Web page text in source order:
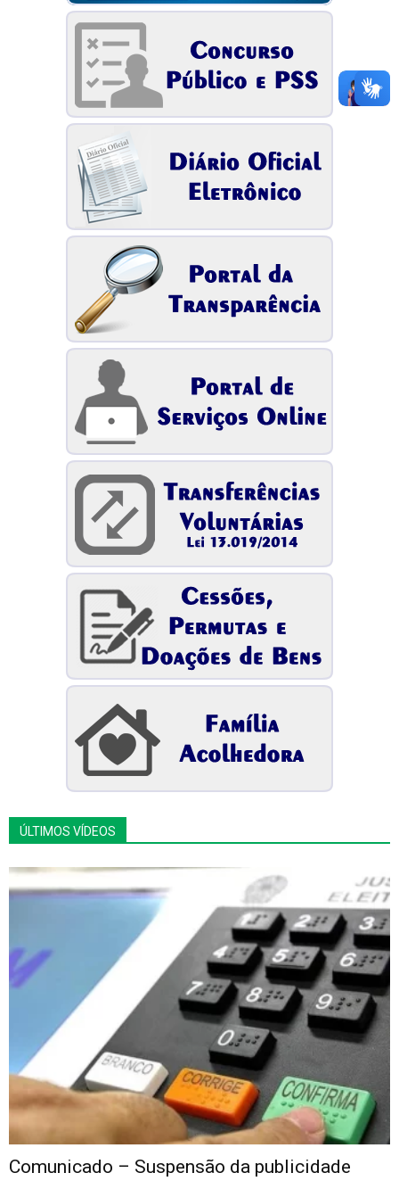
ÚLTIMOS VÍDEOS
Comunicado – Suspensão da publicidade